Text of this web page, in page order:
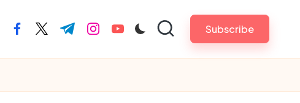
facebook.com
twitter.com
t.me instagram.com
youtube.com Subscribe